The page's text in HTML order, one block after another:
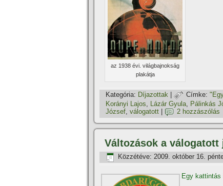
az 1938 évi. világbajnokság
plakátja
Kategória: Dí­jazottak Címke:
Korányi Lajos, Lázár Gyula, Pálinkás
József, válogatott 2 hozzászólás
Változások a válogatott
Közzétéve: 2009. október 16.
Egy